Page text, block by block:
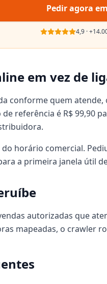
Pedir agora em
4,9 ·
em vez de
conforme quem
referência é R$ 99,90
horário comercial.
a primeira janela útil
autorizadas que
mapeadas, o crawler